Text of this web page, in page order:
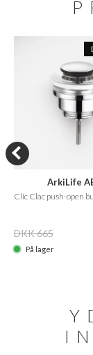
ArkiLife
Clic Clac push-open
DKK 665
På lager